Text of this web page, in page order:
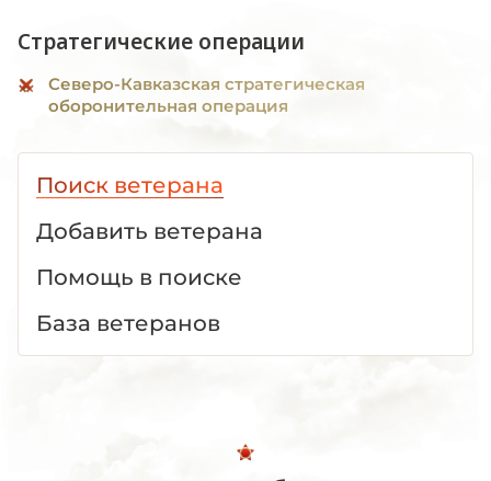
Стратегические операции
Северо-Кавказская стратегическая
оборонительная операция
Поиск ветерана
Добавить ветерана
Помощь в поиске
База ветеранов